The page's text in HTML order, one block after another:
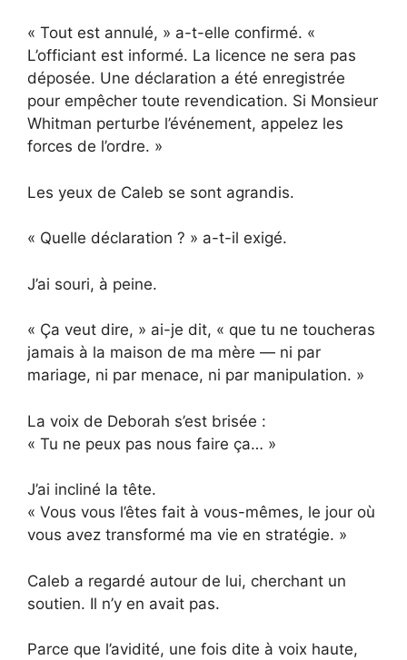
« Tout est annulé, » a-t-elle confirmé. «
L’officiant est informé. La licence ne sera pas
déposée. Une déclaration a été enregistrée
pour empêcher toute revendication. Si Monsieur
Whitman perturbe l’événement, appelez les
forces de l’ordre. »
Les yeux de Caleb se sont agrandis.
« Quelle déclaration ? » a-t-il exigé.
J’ai souri, à peine.
« Ça veut dire, » ai-je dit, « que tu ne toucheras
jamais à la maison de ma mère — ni par
mariage, ni par menace, ni par manipulation. »
La voix de Deborah s’est brisée :
« Tu ne peux pas nous faire ça… »
J’ai incliné la tête.
« Vous vous l’êtes fait à vous-mêmes, le jour où
vous avez transformé ma vie en stratégie. »
Caleb a regardé autour de lui, cherchant un
soutien. Il n’y en avait pas.
Parce que l’avidité, une fois dite à voix haute,